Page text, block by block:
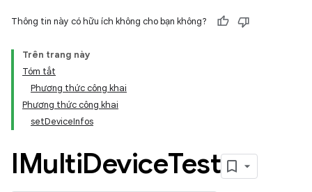
Thông tin này có hữu ích không cho bạn không?
Trên trang này
Tóm tắt
Phương thức công khai
Phương thức công khai
setDeviceInfos
IMultiDeviceTest